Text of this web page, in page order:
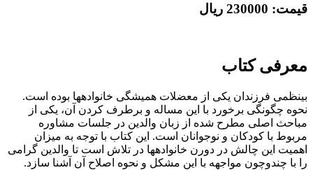
قیمت: 230000 ریال
معرفی کتاب
بی‏‎نظمی فرزندان یکی از معضلات همیشگی خانواده‎‏ها بوده است.
نحوه چگونگی برخورد با این مساله و برطرف کردن آن، یکی از
مباحث اصلی مطرح شده از زبان والدین در جلسات مشاوره
مربوط با کودکان و نوجوانان است. این کتاب با توجه به میزان
اهمیت این چالش در دورن خانواده‏‎ها در تلاش است تا والدین گرامی
را با چندوچون مواجهه با این مشکل و نحوه اصلاح آن آشنا سازد.